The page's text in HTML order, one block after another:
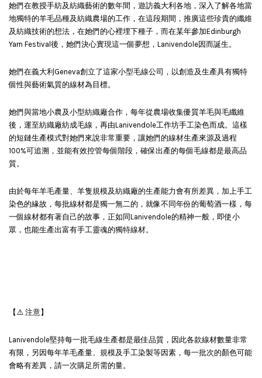
她們在教授手紡及紡織藝術的數年間，遊訪義大利各地，深入了解各地當
地獨特的羊毛品種及紡織農場的工作，在這段期間，推廣這些珍貴的纖維
及紡織技術的想法，在她們的心裡埋下種子，而在某年參加Edinburgh
Yarn Festival後，她們決心實現這一個夢想，Lanivendole因而誕生。
她們在義大利Geneva創立了這家小型毛線公司，以創造及生產具有獨特
個性與藝術氣質的線材為目標。
她們與當地小農及小型紡織廠合作，每年從農場收集優質羊毛與毛纖維
後，運至紡織廠紡成毛線，再由Lanivendole工作坊手工染色而成。這樣
的短鏈生產模式對她們來說非常重要，讓她們的線材生產來源及過程
100%可追溯，並能有效控管每個階段，確保出產的每個毛線都是最高品
質。
由於每年羊毛產量、羊隻規模及紡織廠的生產能力會有所差異，加上手工
染色的緣故，每批線材都是獨一無二的，就像不同年份的葡萄酒一樣，每
一個線材都有著自己的故事，正如同Lanivendole的精神一般，即使小
眾，也能生產出富有手工靈魂的獨特線材。
【⚠️ 注意】
Lanivendole堅持每一批毛線生產都是最佳品質，因此各款線材數量非常
有限，另因每年羊毛產量、規模及手工染製等因素，每一批次的顏色可能
會略有差異，請一次購足所需的量。